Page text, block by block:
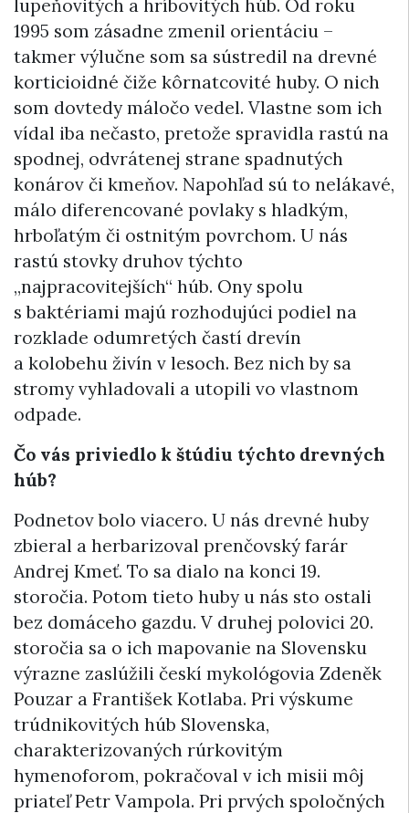
lupeňovitých a hríbovitých húb. Od roku
1995 som zásadne zmenil orientáciu –
takmer výlučne som sa sústredil na drevné
korticioidné čiže kôrnatcovité huby. O nich
som dovtedy máločo vedel. Vlastne som ich
vídal iba nečasto, pretože spravidla rastú na
spodnej, odvrátenej strane spadnutých
konárov či kmeňov. Napohľad sú to nelákavé,
málo diferencované povlaky s hladkým,
hrboľatým či ostnitým povrchom. U nás
rastú stovky druhov týchto
„najpracovitejších“ húb. Ony spolu
s baktériami majú rozhodujúci podiel na
rozklade odumretých častí drevín
a kolobehu živín v lesoch. Bez nich by sa
stromy vyhladovali a utopili vo vlastnom
odpade.
Čo vás priviedlo k štúdiu týchto drevných
húb?
Podnetov bolo viacero. U nás drevné huby
zbieral a herbarizoval prenčovský farár
Andrej Kmeť. To sa dialo na konci 19.
storočia. Potom tieto huby u nás sto ostali
bez domáceho gazdu. V druhej polovici 20.
storočia sa o ich mapovanie na Slovensku
výrazne zaslúžili českí mykológovia Zdeněk
Pouzar a František Kotlaba. Pri výskume
trúdnikovitých húb Slovenska,
charakterizovaných rúrkovitým
hymenoforom, pokračoval v ich misii môj
priateľ Petr Vampola. Pri prvých spoločných